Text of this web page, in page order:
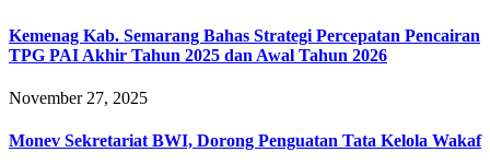
Kemenag Kab. Semarang Bahas Strategi Percepatan Pencairan
TPG PAI Akhir Tahun 2025 dan Awal Tahun 2026
November 27, 2025
Monev Sekretariat BWI, Dorong Penguatan Tata Kelola Wakaf